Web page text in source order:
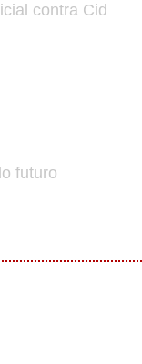
contra Cid
futuro